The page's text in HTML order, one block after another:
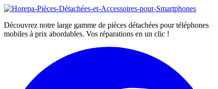
Découvrez notre large gamme de pièces détachées pour téléphones
mobiles à prix abordables. Vos réparations en un clic !